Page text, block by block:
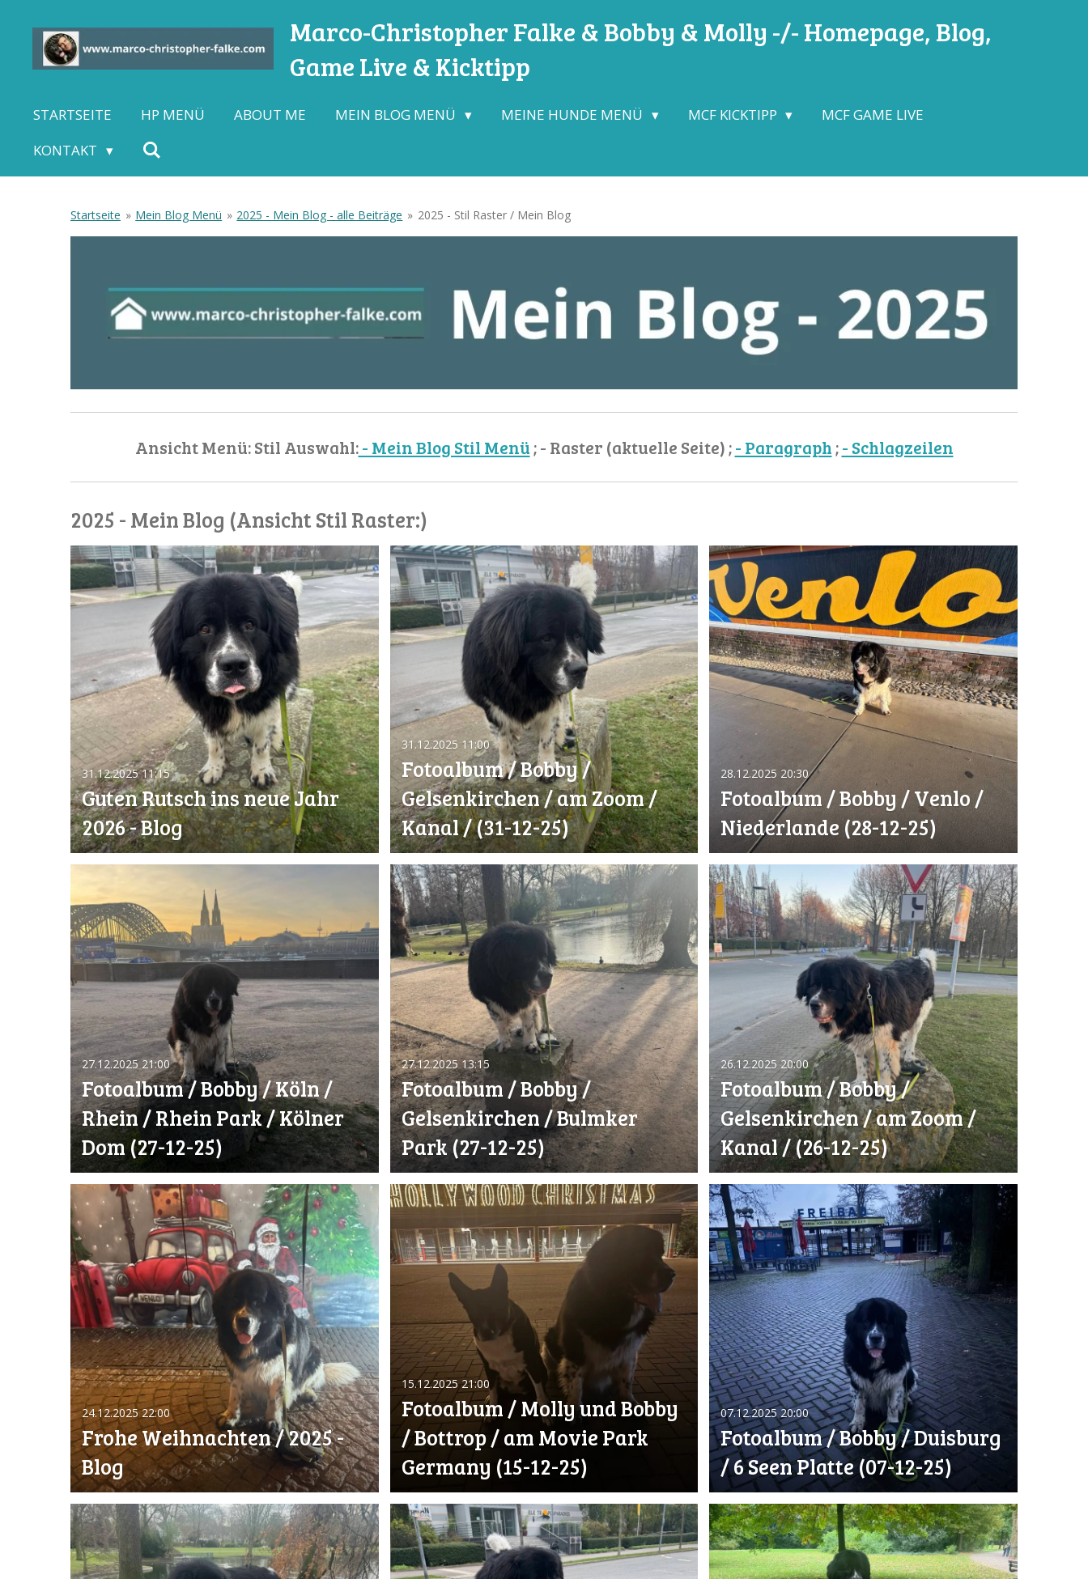
Hauptinhalt
springen
Marco-Christopher Falke & Bobby & Molly -/- Homepage, Blog,
Game Live & Kicktipp
STARTSEITE HP MENÜ ABOUT ME MEIN BLOG MENÜ MEINE HUNDE MENÜ MCF KICKTIPP
MCF GAME LIVE
KONTAKT
Startseite » Mein Blog Menü » 2025 - Mein Blog - alle Beiträge » 2025 - Stil Raster / Mein Blog
Ansicht Menü: Stil Auswahl:- Mein Blog Stil Menü ; - Raster (aktuelle Seite) ;- Paragraph ;- Schlagzeilen
2025 - Mein Blog (Ansicht Stil Raster:)
Guten Rutsch ins neue Jahr
2026 - Blog
31.12.2025 11:15
Fotoalbum / Bobby /
Gelsenkirchen / am Zoom /
Kanal / (31-12-25)
31.12.2025 11:00
Fotoalbum / Bobby / Venlo /
Niederlande (28-12-25)
28.12.2025 20:30
Fotoalbum / Bobby / Köln /
Rhein / Rhein Park / Kölner
Dom (27-12-25)
27.12.2025 21:00
Fotoalbum / Bobby /
Gelsenkirchen / Bulmker
Park (27-12-25)
27.12.2025 13:15
Fotoalbum / Bobby /
Gelsenkirchen / am Zoom /
Kanal / (26-12-25)
26.12.2025 20:00
Frohe Weihnachten / 2025 -
Blog
24.12.2025 22:00
Fotoalbum / Molly und Bobby
/ Bottrop / am Movie Park
Germany (15-12-25)
15.12.2025 21:00
Fotoalbum / Bobby / Duisburg
/ 6 Seen Platte (07-12-25)
07.12.2025 20:00